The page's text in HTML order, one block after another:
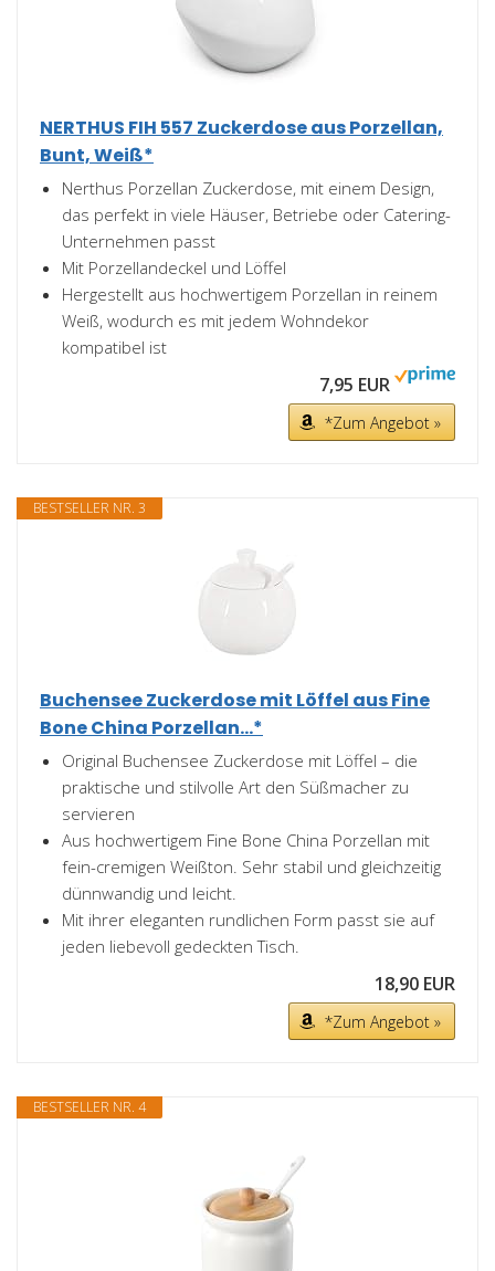
NERTHUS FIH 557 Zuckerdose aus Porzellan,
Bunt, Weiß*
Nerthus Porzellan Zuckerdose, mit einem Design,
das perfekt in viele Häuser, Betriebe oder Catering-
Unternehmen passt
Mit Porzellandeckel und Löffel
Hergestellt aus hochwertigem Porzellan in reinem
Weiß, wodurch es mit jedem Wohndekor
kompatibel ist
7,95 EUR
*Zum Angebot »
BESTSELLER NR. 3
Buchensee Zuckerdose mit Löffel aus Fine
Bone China Porzellan...*
Original Buchensee Zuckerdose mit Löffel – die
praktische und stilvolle Art den Süßmacher zu
servieren
Aus hochwertigem Fine Bone China Porzellan mit
fein-cremigen Weißton. Sehr stabil und gleichzeitig
dünnwandig und leicht.
Mit ihrer eleganten rundlichen Form passt sie auf
jeden liebevoll gedeckten Tisch.
18,90 EUR
*Zum Angebot »
BESTSELLER NR. 4